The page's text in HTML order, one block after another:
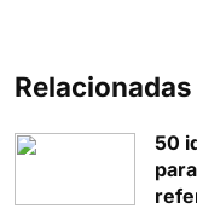
Relacionadas
50